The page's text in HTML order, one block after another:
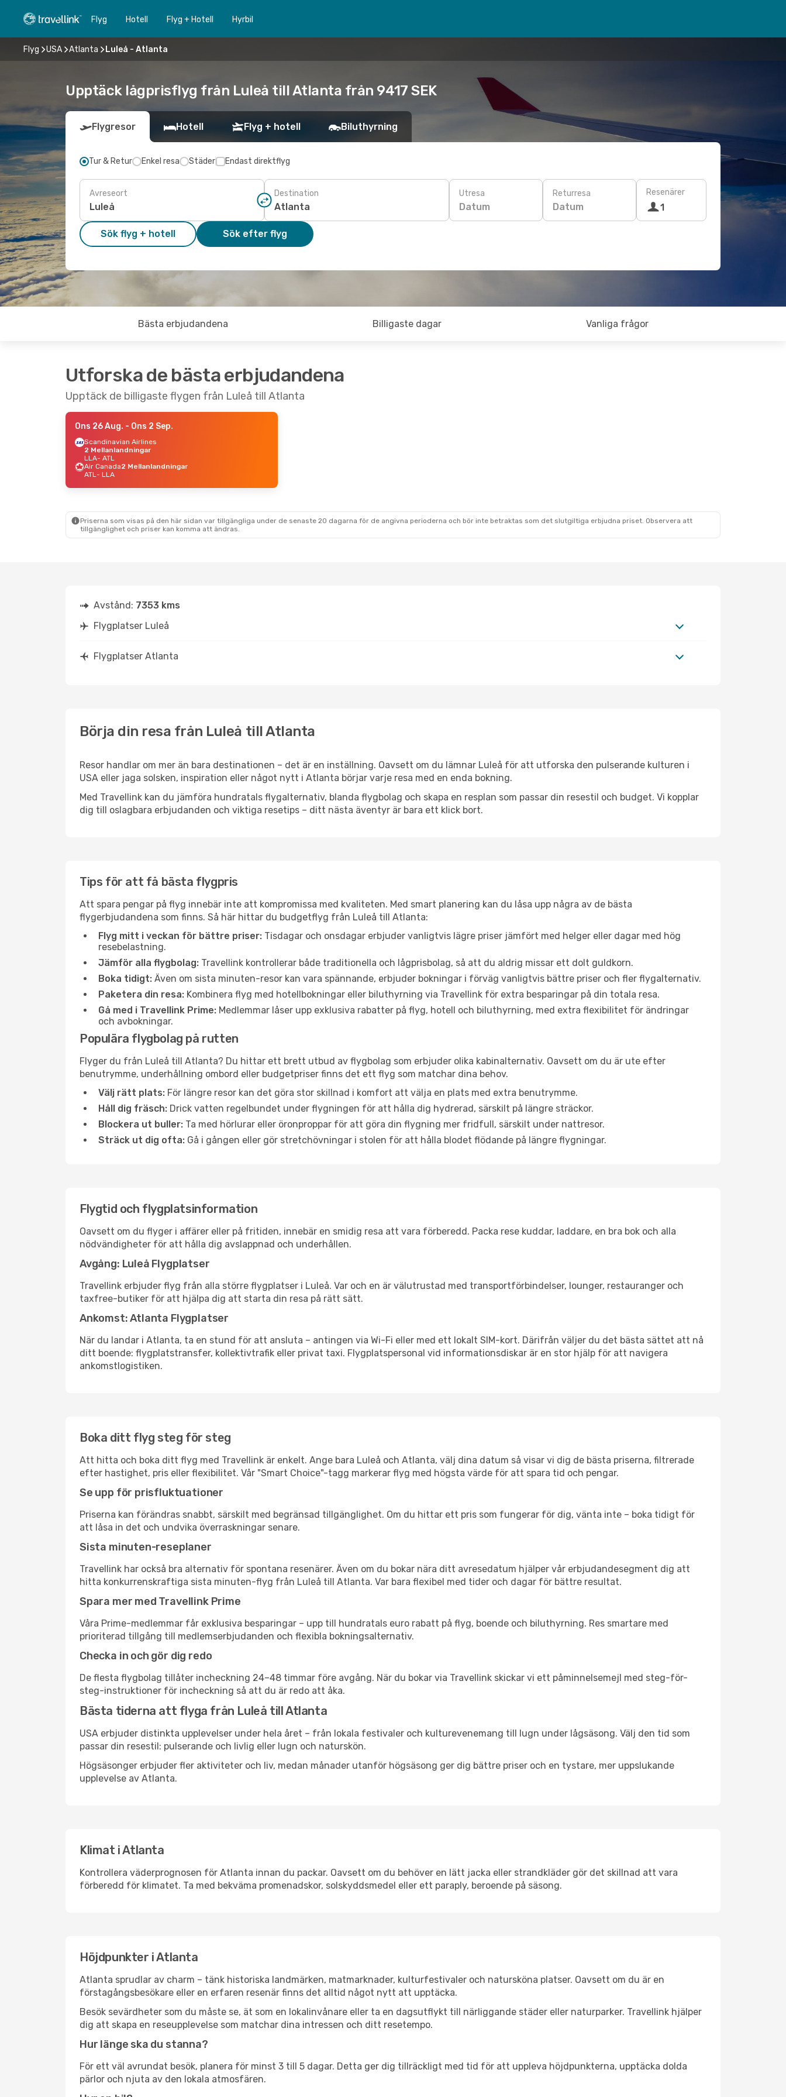
Flyg Hotell Flyg + Hotell Hyrbil
Flyg USA Atlanta Luleå - Atlanta
Upptäck lågprisflyg från Luleå till Atlanta från 9417 SEK
Flygresor Hotell Flyg + hotell Biluthyrning
Tur & Retur Enkel resa Städer Endast direktflyg
Avreseort Destination Utresa
Datum
Returresa
Datum
Resenärer
1
Sök flyg + hotell Sök efter flyg
Bästa erbjudandena Billigaste dagar Vanliga frågor
Utforska de bästa erbjudandena
Upptäck de billigaste flygen från Luleå till Atlanta
Ons 26 Aug. - Ons 2 Sep.
Scandinavian Airlines
2 Mellanlandningar
LLA- ATL
Air Canada2 Mellanlandningar
ATL- LLA
Priserna som visas på den här sidan var tillgängliga under de senaste 20 dagarna för de angivna perioderna och bör inte betraktas som det slutgiltiga erbjudna priset. Observera att
tillgänglighet och priser kan komma att ändras.
Avstånd: 7353 kms
Flygplatser Luleå
Flygplatser Atlanta
Börja din resa från Luleå till Atlanta
Resor handlar om mer än bara destinationen – det är en inställning. Oavsett om du lämnar Luleå för att utforska den pulserande kulturen i
USA eller jaga solsken, inspiration eller något nytt i Atlanta börjar varje resa med en enda bokning.
Med Travellink kan du jämföra hundratals flygalternativ, blanda flygbolag och skapa en resplan som passar din resestil och budget. Vi kopplar
dig till oslagbara erbjudanden och viktiga resetips – ditt nästa äventyr är bara ett klick bort.
Tips för att få bästa flygpris
Att spara pengar på flyg innebär inte att kompromissa med kvaliteten. Med smart planering kan du låsa upp några av de bästa
flygerbjudandena som finns. Så här hittar du budgetflyg från Luleå till Atlanta:
Flyg mitt i veckan för bättre priser: Tisdagar och onsdagar erbjuder vanligtvis lägre priser jämfört med helger eller dagar med hög
resebelastning.
Jämför alla flygbolag: Travellink kontrollerar både traditionella och lågprisbolag, så att du aldrig missar ett dolt guldkorn.
Boka tidigt: Även om sista minuten-resor kan vara spännande, erbjuder bokningar i förväg vanligtvis bättre priser och fler flygalternativ.
Paketera din resa: Kombinera flyg med hotellbokningar eller biluthyrning via Travellink för extra besparingar på din totala resa.
Gå med i Travellink Prime: Medlemmar låser upp exklusiva rabatter på flyg, hotell och biluthyrning, med extra flexibilitet för ändringar
och avbokningar.
Populära flygbolag på rutten
Flyger du från Luleå till Atlanta? Du hittar ett brett utbud av flygbolag som erbjuder olika kabinalternativ. Oavsett om du är ute efter
benutrymme, underhållning ombord eller budgetpriser finns det ett flyg som matchar dina behov.
Välj rätt plats: För längre resor kan det göra stor skillnad i komfort att välja en plats med extra benutrymme.
Håll dig fräsch: Drick vatten regelbundet under flygningen för att hålla dig hydrerad, särskilt på längre sträckor.
Blockera ut buller: Ta med hörlurar eller öronproppar för att göra din flygning mer fridfull, särskilt under nattresor.
Sträck ut dig ofta: Gå i gången eller gör stretchövningar i stolen för att hålla blodet flödande på längre flygningar.
Flygtid och flygplatsinformation
Oavsett om du flyger i affärer eller på fritiden, innebär en smidig resa att vara förberedd. Packa rese kuddar, laddare, en bra bok och alla
nödvändigheter för att hålla dig avslappnad och underhållen.
Avgång: Luleå Flygplatser
Travellink erbjuder flyg från alla större flygplatser i Luleå. Var och en är välutrustad med transportförbindelser, lounger, restauranger och
taxfree-butiker för att hjälpa dig att starta din resa på rätt sätt.
Ankomst: Atlanta Flygplatser
När du landar i Atlanta, ta en stund för att ansluta – antingen via Wi-Fi eller med ett lokalt SIM-kort. Därifrån väljer du det bästa sättet att nå
ditt boende: flygplatstransfer, kollektivtrafik eller privat taxi. Flygplatspersonal vid informationsdiskar är en stor hjälp för att navigera
ankomstlogistiken.
Boka ditt flyg steg för steg
Att hitta och boka ditt flyg med Travellink är enkelt. Ange bara Luleå och Atlanta, välj dina datum så visar vi dig de bästa priserna, filtrerade
efter hastighet, pris eller flexibilitet. Vår "Smart Choice"-tagg markerar flyg med högsta värde för att spara tid och pengar.
Se upp för prisfluktuationer
Priserna kan förändras snabbt, särskilt med begränsad tillgänglighet. Om du hittar ett pris som fungerar för dig, vänta inte – boka tidigt för
att låsa in det och undvika överraskningar senare.
Sista minuten-reseplaner
Travellink har också bra alternativ för spontana resenärer. Även om du bokar nära ditt avresedatum hjälper vår erbjudandesegment dig att
hitta konkurrenskraftiga sista minuten-flyg från Luleå till Atlanta. Var bara flexibel med tider och dagar för bättre resultat.
Spara mer med Travellink Prime
Våra Prime-medlemmar får exklusiva besparingar – upp till hundratals euro rabatt på flyg, boende och biluthyrning. Res smartare med
prioriterad tillgång till medlemserbjudanden och flexibla bokningsalternativ.
Checka in och gör dig redo
De flesta flygbolag tillåter incheckning 24–48 timmar före avgång. När du bokar via Travellink skickar vi ett påminnelsemejl med steg-för-
steg-instruktioner för incheckning så att du är redo att åka.
Bästa tiderna att flyga från Luleå till Atlanta
USA erbjuder distinkta upplevelser under hela året – från lokala festivaler och kulturevenemang till lugn under lågsäsong. Välj den tid som
passar din resestil: pulserande och livlig eller lugn och naturskön.
Högsäsonger erbjuder fler aktiviteter och liv, medan månader utanför högsäsong ger dig bättre priser och en tystare, mer uppslukande
upplevelse av Atlanta.
Klimat i Atlanta
Kontrollera väderprognosen för Atlanta innan du packar. Oavsett om du behöver en lätt jacka eller strandkläder gör det skillnad att vara
förberedd för klimatet. Ta med bekväma promenadskor, solskyddsmedel eller ett paraply, beroende på säsong.
Höjdpunkter i Atlanta
Atlanta sprudlar av charm – tänk historiska landmärken, matmarknader, kulturfestivaler och natursköna platser. Oavsett om du är en
förstagångsbesökare eller en erfaren resenär finns det alltid något nytt att upptäcka.
Besök sevärdheter som du måste se, ät som en lokalinvånare eller ta en dagsutflykt till närliggande städer eller naturparker. Travellink hjälper
dig att skapa en reseupplevelse som matchar dina intressen och ditt resetempo.
Hur länge ska du stanna?
För ett väl avrundat besök, planera för minst 3 till 5 dagar. Detta ger dig tillräckligt med tid för att uppleva höjdpunkterna, upptäcka dolda
pärlor och njuta av den lokala atmosfären.